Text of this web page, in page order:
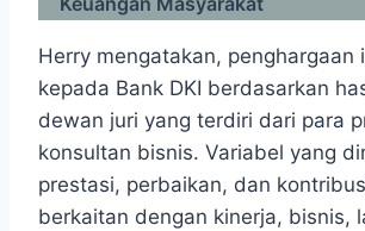
Herry mengatakan, penghargaan
kepada Bank DKI berdasarkan
dewan juri yang terdiri dari para
konsultan bisnis. Variabel yang
prestasi, perbaikan, dan
berkaitan dengan kinerja, bisnis,